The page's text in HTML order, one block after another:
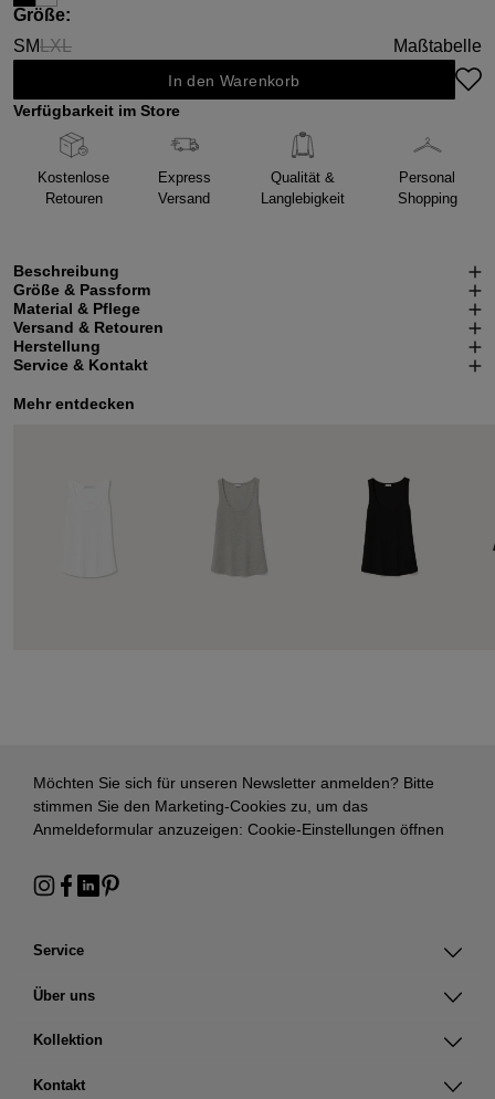
Größeauswählen
:
SML
(Diese Option ist zurzeit nicht verfügbar.)
XL
(Diese Option ist zurzeit nicht verfügbar.)
Maßtabelle
In den Warenkorb
Verfügbarkeit im Store
Kostenlose
Retouren
Express
Versand
Qualität &
Langlebigkeit
Personal
Shopping
Beschreibung
Größe & Passform
Material & Pflege
Versand & Retouren
Herstellung
Service & Kontakt
Mehr entdecken
Service
Über uns
Kollektion
Kontakt
Möchten Sie sich für unseren Newsletter anmelden? Bitte
stimmen Sie den Marketing-Cookies zu, um das
Anmeldeformular anzuzeigen: Cookie-Einstellungen öffnen